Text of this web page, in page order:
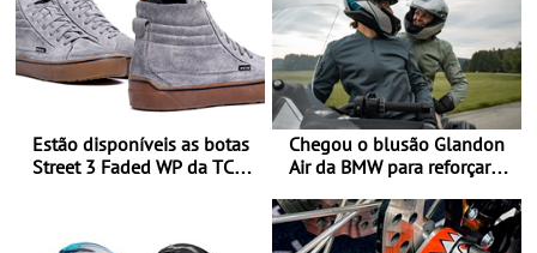
Estão disponíveis as botas
Street 3 Faded WP da TCX
Chegou o blusão Glandon
Air da BMW para reforçar
verão